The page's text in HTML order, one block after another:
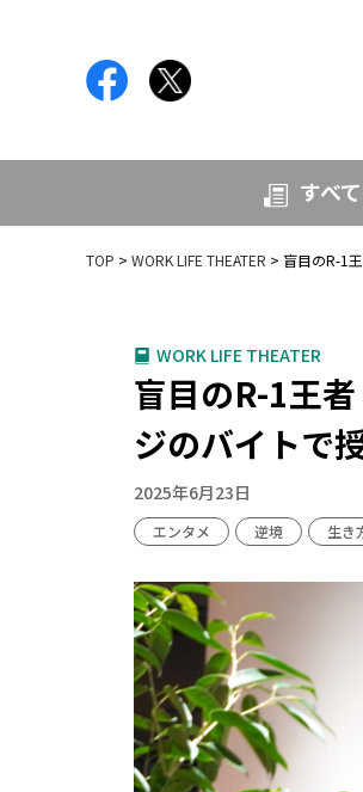
すべ
TOP WORK LIFE THEATER 盲目のR-1
WORK LIFE THEATER
盲目のR-1王
ジのバイトで
2025年6月23日
エンタメ 逆境 生き